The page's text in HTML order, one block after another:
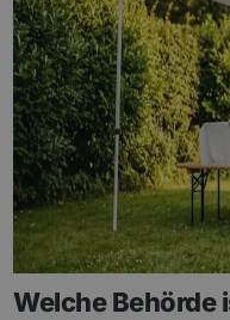
Welche Behörde